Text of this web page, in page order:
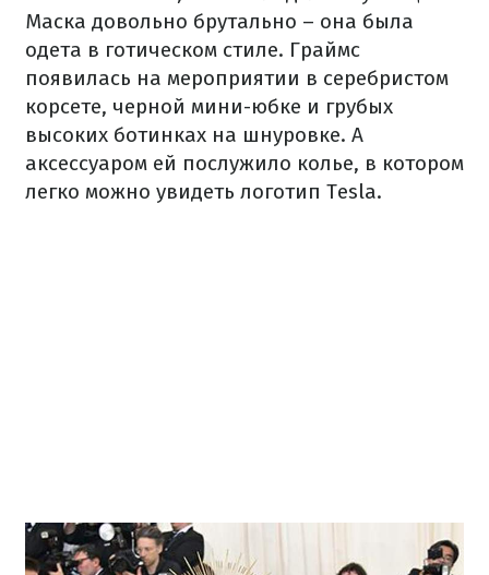
Маска довольно брутально – она была
одета в готическом стиле. Граймс
появилась на мероприятии в серебристом
корсете, черной мини-юбке и грубых
высоких ботинках на шнуровке. А
аксессуаром ей послужило колье, в котором
легко можно увидеть логотип Tesla.